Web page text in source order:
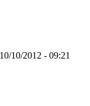
10/2012 - 09:21